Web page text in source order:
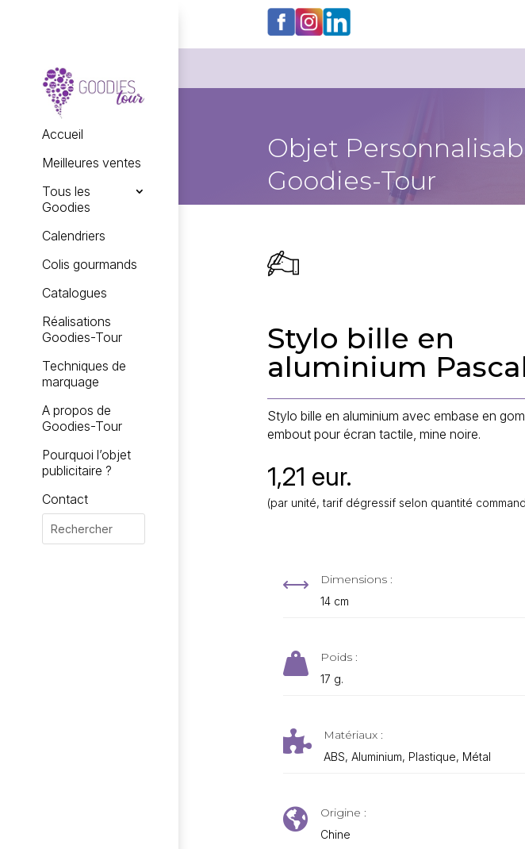
Accueil
Meilleures ventes
Tous les
Goodies
Calendriers
Colis gourmands
Catalogues
Réalisations
Goodies-Tour
Techniques de
marquage
A propos de
Goodies-Tour
Pourquoi l’objet
publicitaire ?
Contact
Objet
Goodies-Tour
Stylo bille en
aluminium
Stylo bille en aluminium avec embase en
embout pour écran tactile, mine noire.
1,21 eur.
(par unité, tarif dégressif selon quantité
, Dimensions :
14 cm
 Poids :
17 g.
 Matériaux :
ABS, Aluminium, Plastique, Métal
 Origine :
Chine